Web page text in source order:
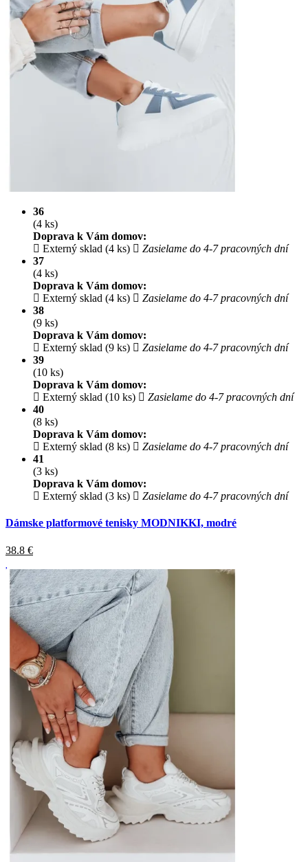
36
(4 ks)
Doprava k Vám domov:
Externý sklad (4 ks)
Zasielame do 4-7 pracovných dní
37
(4 ks)
Doprava k Vám domov:
Externý sklad (4 ks)
Zasielame do 4-7 pracovných dní
38
(9 ks)
Doprava k Vám domov:
Externý sklad (9 ks)
Zasielame do 4-7 pracovných dní
39
(10 ks)
Doprava k Vám domov:
Externý sklad (10 ks)
Zasielame do 4-7 pracovných dní
40
(8 ks)
Doprava k Vám domov:
Externý sklad (8 ks)
Zasielame do 4-7 pracovných dní
41
(3 ks)
Doprava k Vám domov:
Externý sklad (3 ks)
Zasielame do 4-7 pracovných dní
Dámske platformové tenisky MODNIKKI, modré
38.8 €